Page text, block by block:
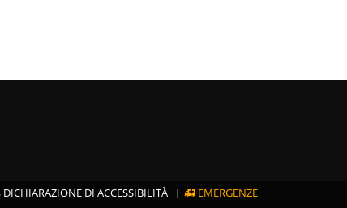
DICHIARAZIONE DI ACCESSIBILITÀ EMERGENZE